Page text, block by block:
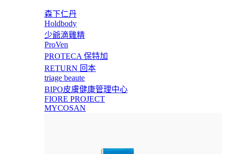
森下仁丹
Holdbody
少爺滴雞精
ProVen
PROTECA 保特加
RETURN 回本
triage beaute
BIPO皮膚健康管理中心
FIORE PROJECT
MYCOSAN